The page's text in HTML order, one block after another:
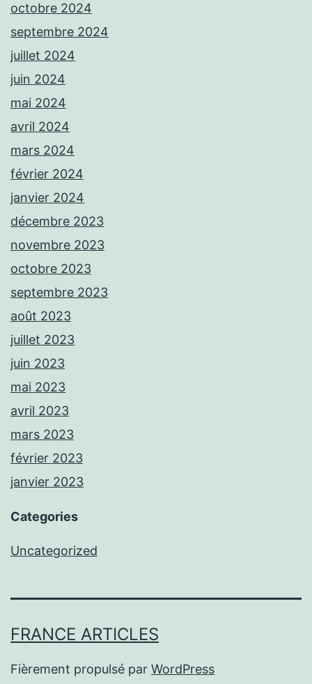
octobre 2024
septembre 2024
juillet 2024
juin 2024
mai 2024
avril 2024
mars 2024
février 2024
janvier 2024
décembre 2023
novembre 2023
octobre 2023
septembre 2023
août 2023
juillet 2023
juin 2023
mai 2023
avril 2023
mars 2023
février 2023
janvier 2023
Categories
Uncategorized
FRANCE ARTICLES
Fièrement propulsé par WordPress